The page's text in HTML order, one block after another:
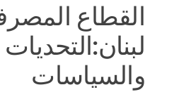
القطاع
لبنان:التحديات
والسياسات